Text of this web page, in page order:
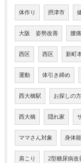
体作り 摂津市
大阪 姿勢改善 腰痛
西区 西区 新町
運動 体引き締め
西大橋駅 お探しの方
西大橋 隠れ家
ママさん対象 身体
肩こり 2型糖尿病改